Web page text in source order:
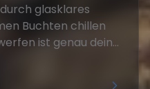
glasklares
Buchten chillen
ist genau dein...